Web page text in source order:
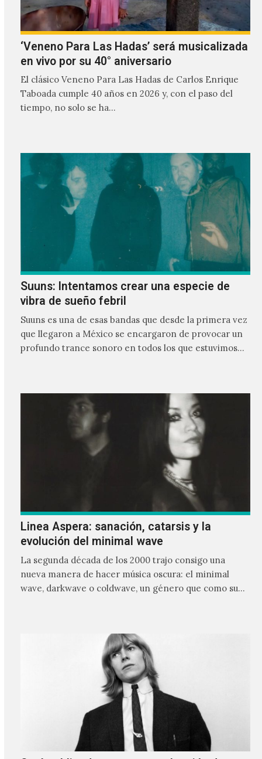
‘Veneno Para Las Hadas’ será musicalizada
en vivo por su 40° aniversario
El clásico Veneno Para Las Hadas de Carlos Enrique
Taboada cumple 40 años en 2026 y, con el paso del
tiempo, no solo se ha…
Suuns: Intentamos crear una especie de
vibra de sueño febril
Suuns es una de esas bandas que desde la primera vez
que llegaron a México se encargaron de provocar un
profundo trance sonoro en todos los que estuvimos
Linea Aspera: sanación, catarsis y la
evolución del minimal wave
La segunda década de los 2000 trajo consigo una
nueva manera de hacer música oscura: el minimal
wave, darkwave o coldwave, un género que como su